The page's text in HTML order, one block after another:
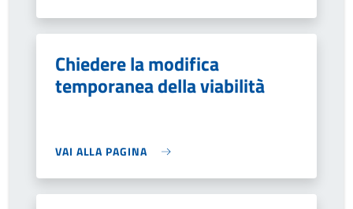
Chiedere la modifica
temporanea della viabilità
VAI ALLA PAGINA